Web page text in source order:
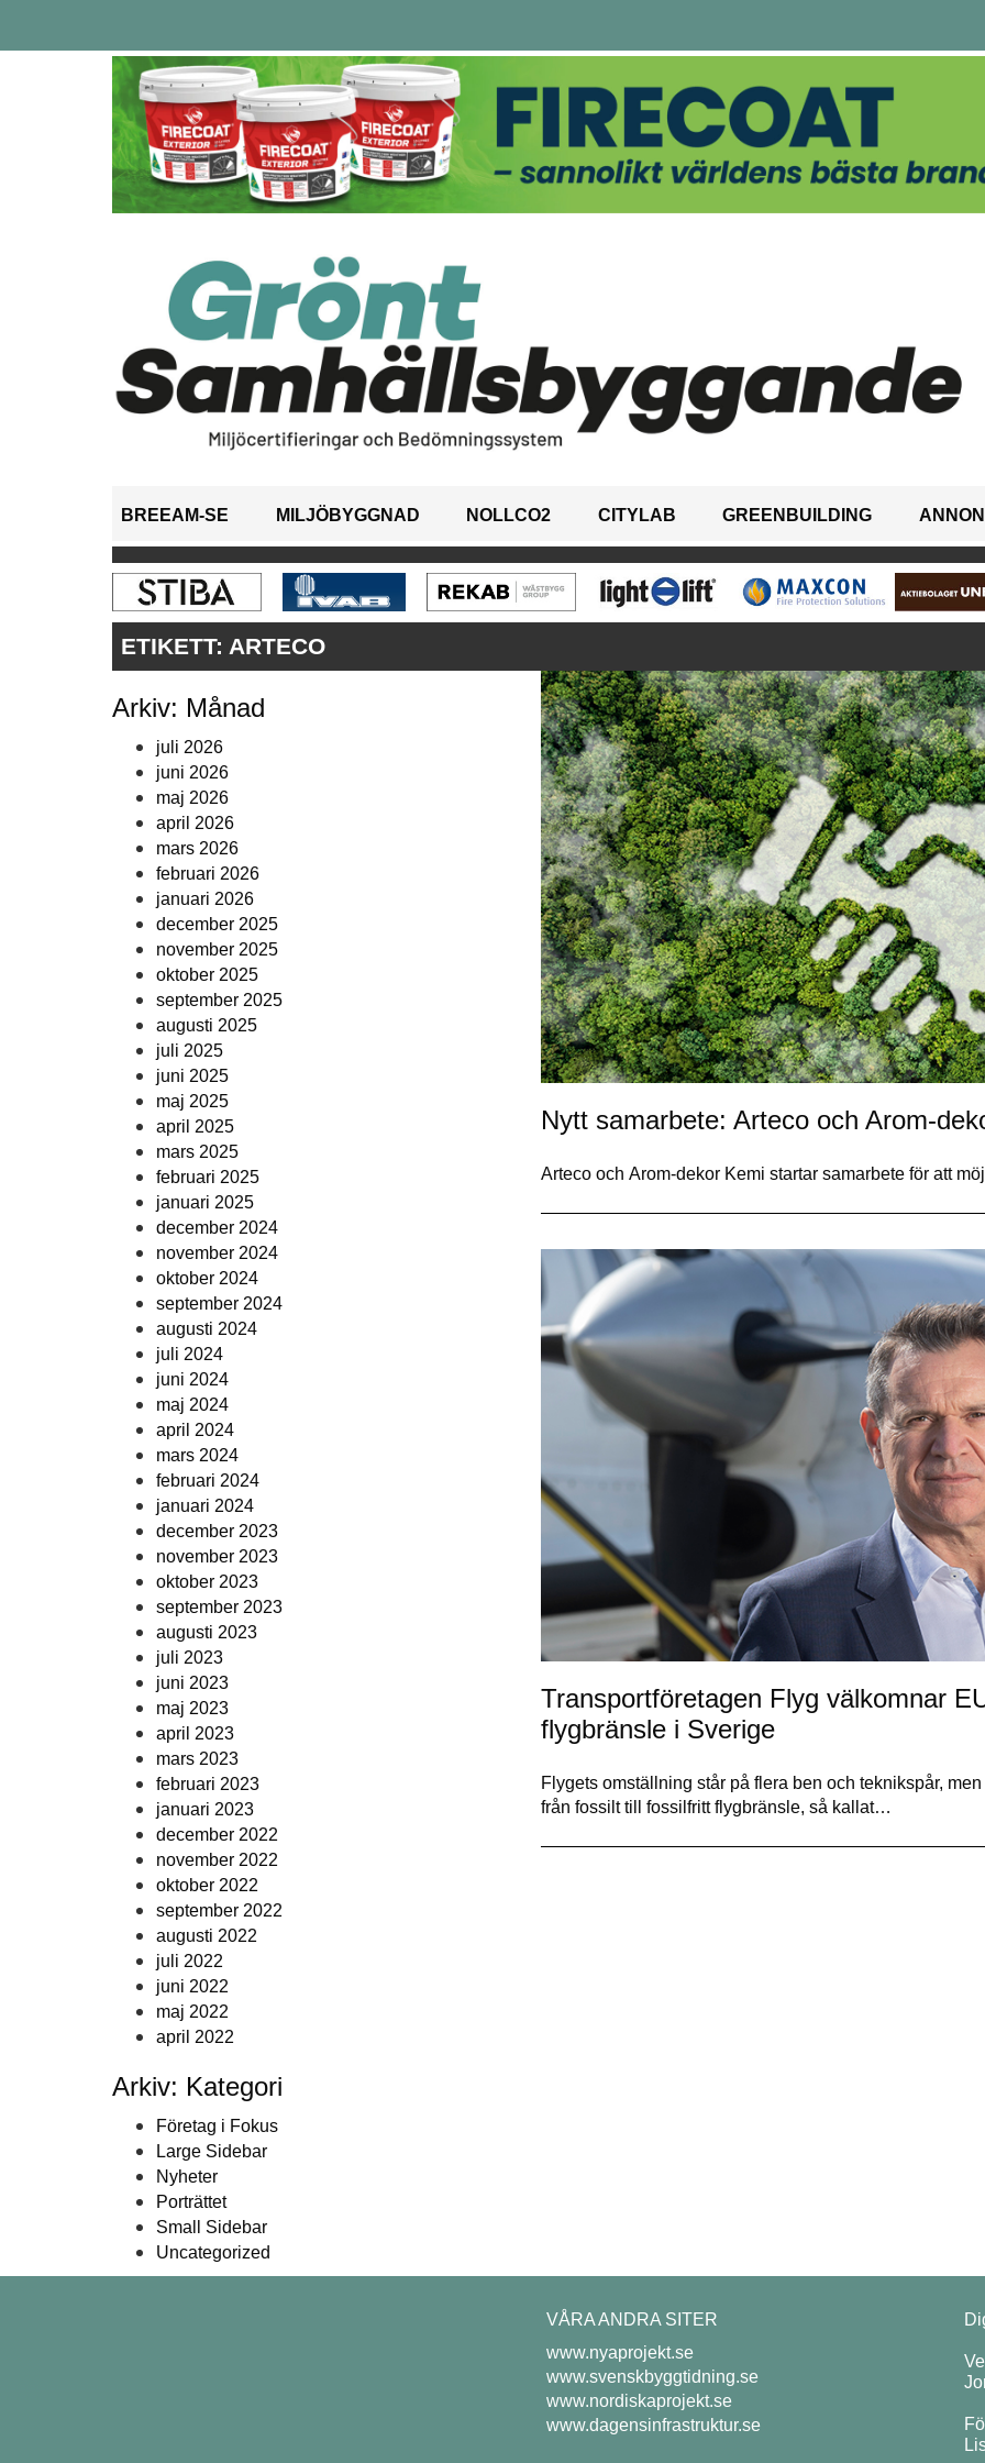
BREEAM-SE MILJÖBYGGNAD NOLLCO2 CITYLAB GREENBUILDING
ETIKETT: ARTECO
Arkiv: Månad
juli 2026
juni 2026
maj 2026
april 2026
mars 2026
februari 2026
januari 2026
december 2025
november 2025
oktober 2025
september 2025
augusti 2025
juli 2025
juni 2025
maj 2025
april 2025
mars 2025
februari 2025
januari 2025
december 2024
november 2024
oktober 2024
september 2024
augusti 2024
juli 2024
juni 2024
maj 2024
april 2024
mars 2024
februari 2024
januari 2024
december 2023
november 2023
oktober 2023
september 2023
augusti 2023
juli 2023
juni 2023
maj 2023
april 2023
mars 2023
februari 2023
januari 2023
december 2022
november 2022
oktober 2022
september 2022
augusti 2022
juli 2022
juni 2022
maj 2022
april 2022
Arkiv: Kategori
Företag i Fokus
Large Sidebar
Nyheter
Porträttet
Small Sidebar
Uncategorized
Nytt samarbete: Arteco och Arom-
Arteco och Arom-dekor Kemi startar samarbete för att
Transportföretagen Flyg välkomnar
flygbränsle i Sverige
Flygets omställning står på flera ben och teknikspår,
från fossilt till fossilfritt flygbränsle, så kallat…
VÅRA ANDRA SITER
www.nyaprojekt.se
www.svenskbyggtidning.se
www.nordiskaprojekt.se
www.dagensinfrastruktur.se